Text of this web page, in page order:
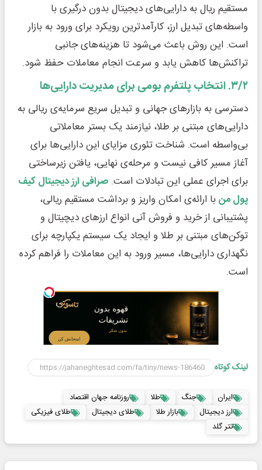
مستقیم ریال به دارایی‌های دیجیتال بدون درگیری با
واسطه‌های تبدیل ارز، کارآمدترین رویکرد برای ورود به بازار
است. این روش باعث می‌شود تا هزینه‌های جانبی
تراکنش‌ها کاهش یابد و سرعت انجام معاملات حفظ شود.
۳/۲. انتخاب پلتفرم بومی برای مدیریت دارایی‌ها
دسترسی به بازارهای جهانی و تبدیل سریع سرمایه‌ی ریالی به
دارایی‌های مبتنی بر طلا، نیازمند یک بستر معاملاتی
بی‌واسطه است. شناخت تئوری مزایای این دارایی‌ها برای
آغاز مسیر کافی نیست و مرحله‌ی نهایی، یافتن زیرساختی
برای اجرای عملی این تبادلات است. صرافی ارز دیجیتال کیف
پول منبا ارائه‌ی امکان واریز و برداشت مستقیم ریالی،
پشتیبانی از خرید و فروش آنی انواع ارزهای دیچیتال و
توکن‌های مبتنی بر طلا و ایجاد یک سیستم یکپارچه برای
نگهداری دارایی‌ها، مسیر ورود به این معاملات را فراهم کرده
است.
لینک کوتاه
ایران جنگ طلا
روزنامه جهان اقتصاد
ارز دیجیتال
بازار طلا طلای دیجیتال
طلای فیزیکی
تتر گلد